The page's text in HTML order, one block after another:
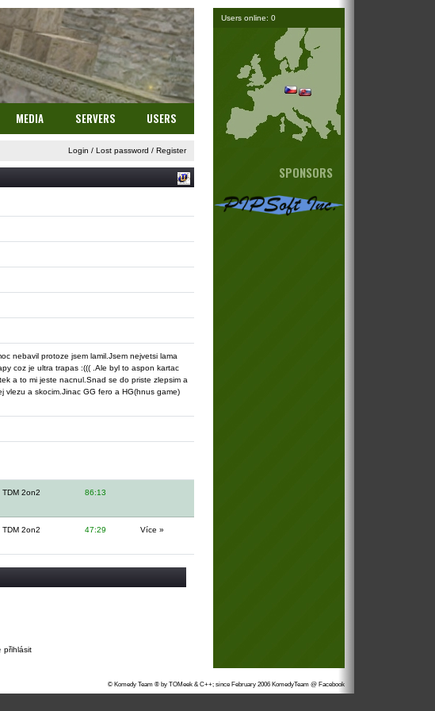
MEDIA SERVERS USERS
Login / Lost password / Register
nebavil protoze jsem lamil.Jsem nejvetsi lama
coz je ultra trapas :((( .Ale byl to aspon kartac
a to mi jeste nacnul.Snad se do priste zlepsim a
a skocim.Jinac GG fero a HG(hnus game)
TDM 2on2 86:13
TDM 2on2 47:29 Více »
přihlásit
Users online: 0
SPONSORS
© Komedy Team ® by TOMeek & C++; since February 2006 KomedyTeam @ Facebook